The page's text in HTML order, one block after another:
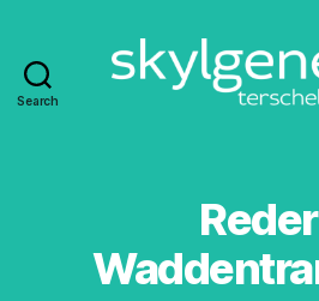
Search